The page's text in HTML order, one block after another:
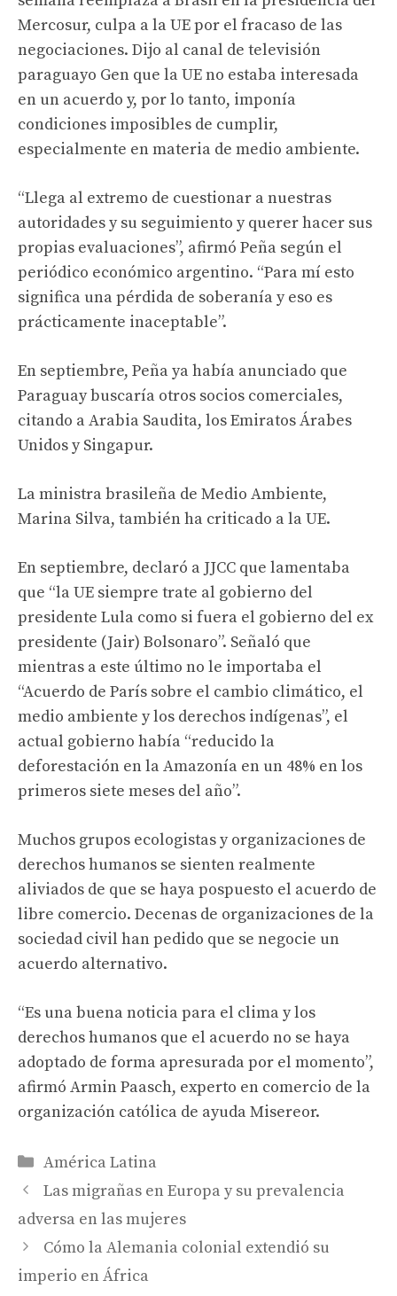
Mercosur, culpa a la UE por el fracaso de las
negociaciones. Dijo al canal de televisión
paraguayo Gen que la UE no estaba interesada
en un acuerdo y, por lo tanto, imponía
condiciones imposibles de cumplir,
especialmente en materia de medio ambiente.
“Llega al extremo de cuestionar a nuestras
autoridades y su seguimiento y querer hacer sus
propias evaluaciones”, afirmó Peña según el
periódico económico argentino. “Para mí esto
significa una pérdida de soberanía y eso es
prácticamente inaceptable”.
En septiembre, Peña ya había anunciado que
Paraguay buscaría otros socios comerciales,
citando a Arabia Saudita, los Emiratos Árabes
Unidos y Singapur.
La ministra brasileña de Medio Ambiente,
Marina Silva, también ha criticado a la UE.
En septiembre, declaró a JJCC que lamentaba
que “la UE siempre trate al gobierno del
presidente Lula como si fuera el gobierno del ex
presidente (Jair) Bolsonaro”. Señaló que
mientras a este último no le importaba el
“Acuerdo de París sobre el cambio climático, el
medio ambiente y los derechos indígenas”, el
actual gobierno había “reducido la
deforestación en la Amazonía en un 48% en los
primeros siete meses del año”.
Muchos grupos ecologistas y organizaciones de
derechos humanos se sienten realmente
aliviados de que se haya pospuesto el acuerdo de
libre comercio. Decenas de organizaciones de la
sociedad civil han pedido que se negocie un
acuerdo alternativo.
“Es una buena noticia para el clima y los
derechos humanos que el acuerdo no se haya
adoptado de forma apresurada por el momento”,
afirmó Armin Paasch, experto en comercio de la
organización católica de ayuda Misereor.
Categories
América Latina
Las migrañas en Europa y su prevalencia
adversa en las mujeres
Cómo la Alemania colonial extendió su
imperio en África